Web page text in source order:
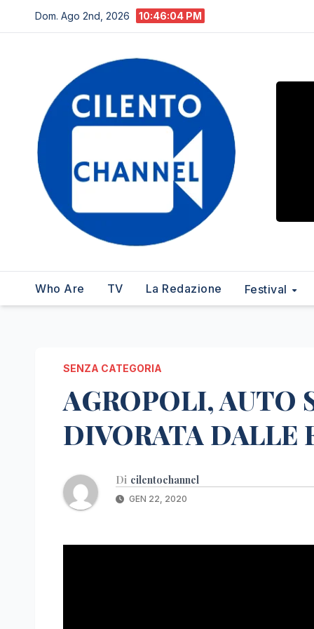
al
Dom. Ago 2nd, 2026 10:46:05 PM
Who Are TV La Redazione Festival
SENZA CATEGORIA
AGROPOLI, AUTO
DIVORATA DALLE
Di cilentochannel
GEN 22, 2020